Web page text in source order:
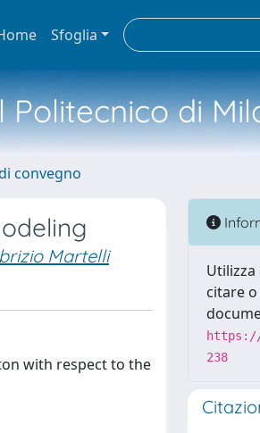
Sfoglia
di
convegno
Martelli
with respect to the
citare
https://
238